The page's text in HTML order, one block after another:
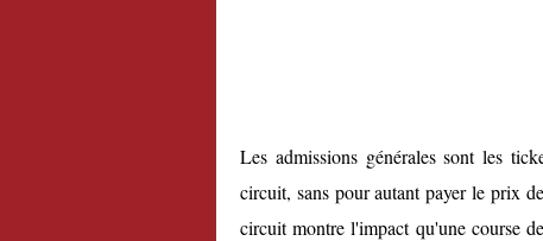
Les admissions générales sont les
circuit, sans pour autant payer le prix
circuit montre l'impact qu'une course